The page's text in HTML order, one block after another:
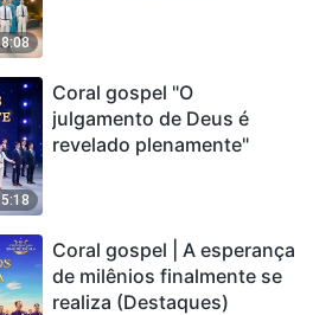
8:08
5:18
Coral gospel "O
julgamento de Deus é
revelado plenamente"
Coral gospel | A esperança
de milênios finalmente se
realiza (Destaques)